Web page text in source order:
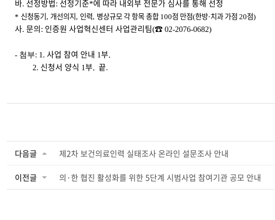
바. 선정방법: 선정기준*에 따라 내외부 전문가 심사를 통해 선정
* 신청동기, 개선의지, 인력, 병상규모 각 항목 총합 100점 만점(한방·치과 가점 20점)
사. 문의: 인증원 사업혁신센터 사업관리팀(☎ 02-2076-0682)
- 첨부: 1. 사업 참여 안내 1부.
2. 신청서 양식 1부. 끝.
다음글 제2차 보건의료인력 실태조사 온라인 설문조사 안내
이전글 의·한 협진 활성화를 위한 5단계 시범사업 참여기관 공모 안내